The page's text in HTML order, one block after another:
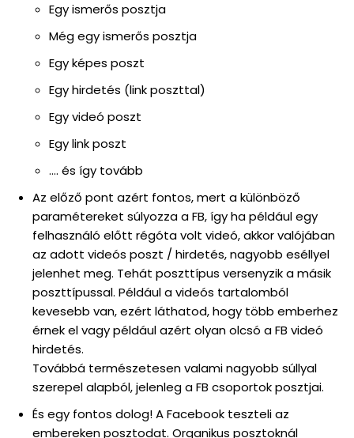
Egy ismerős posztja
Még egy ismerős posztja
Egy képes poszt
Egy hirdetés (link poszttal)
Egy videó poszt
Egy link poszt
…. és így tovább
Az előző pont azért fontos, mert a különböző
paramétereket súlyozza a FB, így ha például egy
felhasználó előtt régóta volt videó, akkor valójában
az adott videós poszt / hirdetés, nagyobb eséllyel
jelenhet meg. Tehát poszttípus versenyzik a másik
poszttípussal. Például a videós tartalomból
kevesebb van, ezért láthatod, hogy több emberhez
érnek el vagy például azért olyan olcsó a FB videó
hirdetés.
Továbbá természetesen valami nagyobb súllyal
szerepel alapból, jelenleg a FB csoportok posztjai.
És egy fontos dolog! A Facebook teszteli az
embereken posztodat. Organikus posztoknál